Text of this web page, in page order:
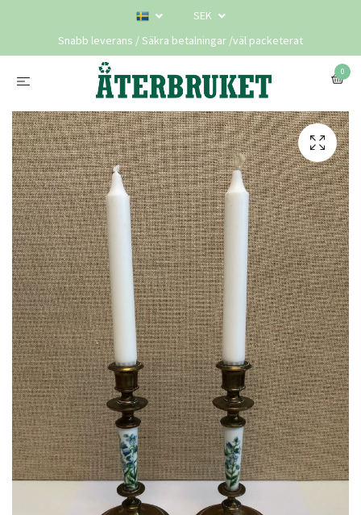
SEK
Snabb leverans / Säkra betalningar /väl packeterat
0